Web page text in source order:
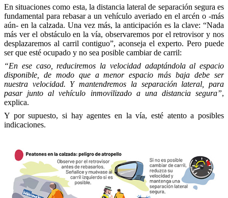
En situaciones como esta, la distancia lateral de separación segura es
fundamental para rebasar a un vehículo averiado en el arcén o -más
aún- en la calzada. Una vez más, la anticipación es la clave: “Nada
más ver el obstáculo en la vía, observaremos por el retrovisor y nos
desplazaremos al carril contiguo”, aconseja el experto. Pero puede
ser que esté ocupado y no sea posible cambiar de carril:
“En ese caso, reduciremos la velocidad adaptándola al espacio
disponible, de modo que a menor espacio más baja debe ser
nuestra velocidad. Y mantendremos la separación lateral, para
pasar junto al vehículo inmovilizado a una distancia segura”,
explica.
Y por supuesto, si hay agentes en la vía, esté atento a posibles
indicaciones.